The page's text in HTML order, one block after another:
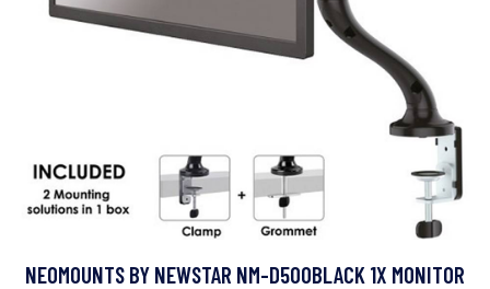
NEOMOUNTS BY NEWSTAR NM-D500BLACK 1X MONITOR